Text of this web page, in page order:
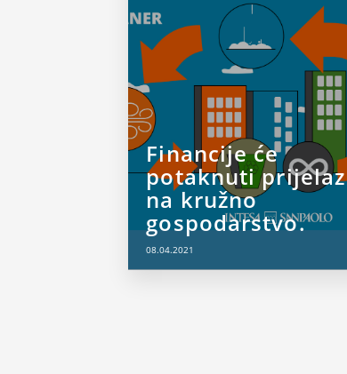
Financije će
potaknuti prijelaz
na kružno
gospodarstvo.
08.04.2021